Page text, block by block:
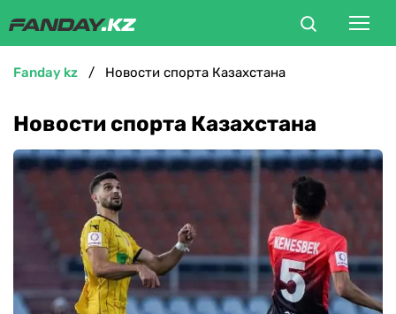
ТЕННИС
ХОККЕЙ
fanday kz Новости спорта Казахстана
Новости спорта Казахстана